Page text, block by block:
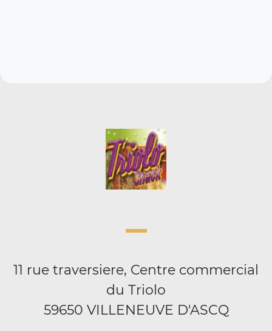
11 rue traversiere, Centre commercial
du Triolo
59650 VILLENEUVE D'ASCQ